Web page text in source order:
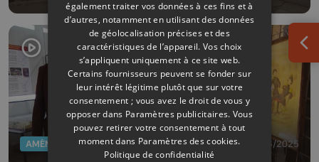
AMÉNAGEMENT DU TERRITOIRE 13/06/2025
également traiter vos données à ces fins et à
d’autres, notamment en utilisant des données
de géolocalisation précises et des
caractéristiques de l’appareil. Vos choix
s’appliquent uniquement à ce site web.
Certains fournisseurs peuvent se fonder sur
leur intérêt légitime plutôt que sur votre
consentement ; vous avez le droit de vous y
opposer dans Paramètres publicitaires. Vous
pouvez retirer votre consentement à tout
moment dans Paramètres des cookies.
Politique de confidentialité